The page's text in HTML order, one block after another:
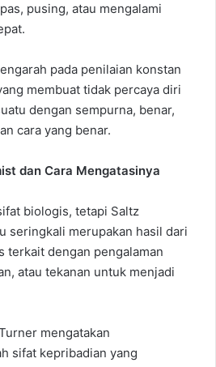
pusing, atau mengalami
pada penilaian konstan
membuat tidak percaya diri
dengan sempurna, benar,
cara yang benar.
dan Cara Mengatasinya
biologis, tetapi Saltz
seringkali merupakan hasil dari
terkait dengan pengalaman
atau tekanan untuk menjadi
mengatakan
sifat kepribadian yang